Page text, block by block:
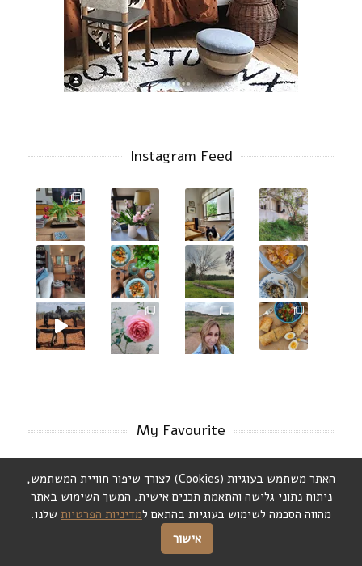
Instagram Feed
My Favourite
האתר משתמש בעוגיות (Cookies) לצורך שיפור חוויית המשתמש,
ניתוח נתוני גלישה והתאמת תכנים אישית. המשך השימוש באתר
מהווה הסכמה לשימוש בעוגיות בהתאם למדיניות הפרטיות שלנו.
אישור